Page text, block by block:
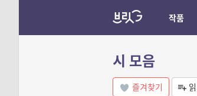
작품
시 모음
즐겨찾기